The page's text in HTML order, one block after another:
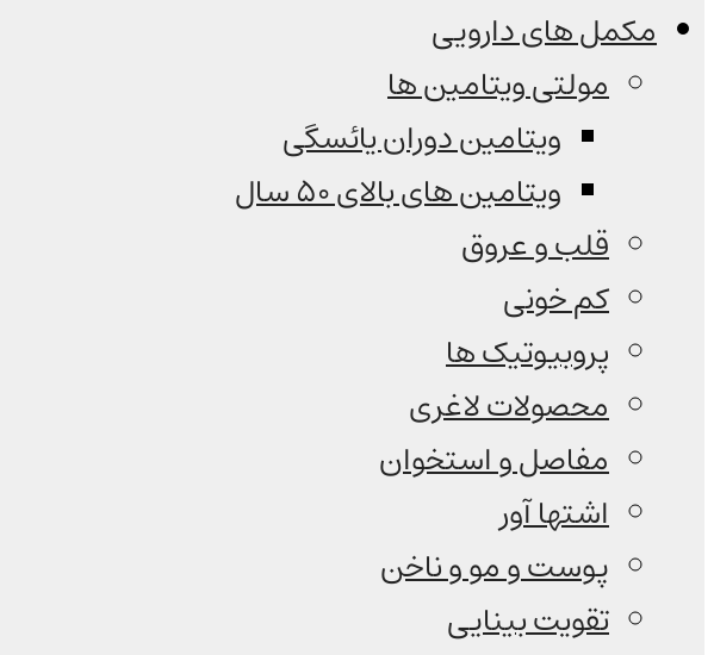
مکمل های دارویی
مولتی ویتامین ها
ویتامین دوران یائسگی
ویتامین های بالای 50 سال
قلب و عروق
کم خونی
پروبیوتیک ها
محصولات لاغری
مفاصل و استخوان
اشتها آور
پوست و مو و ناخن
تقویت بینایی